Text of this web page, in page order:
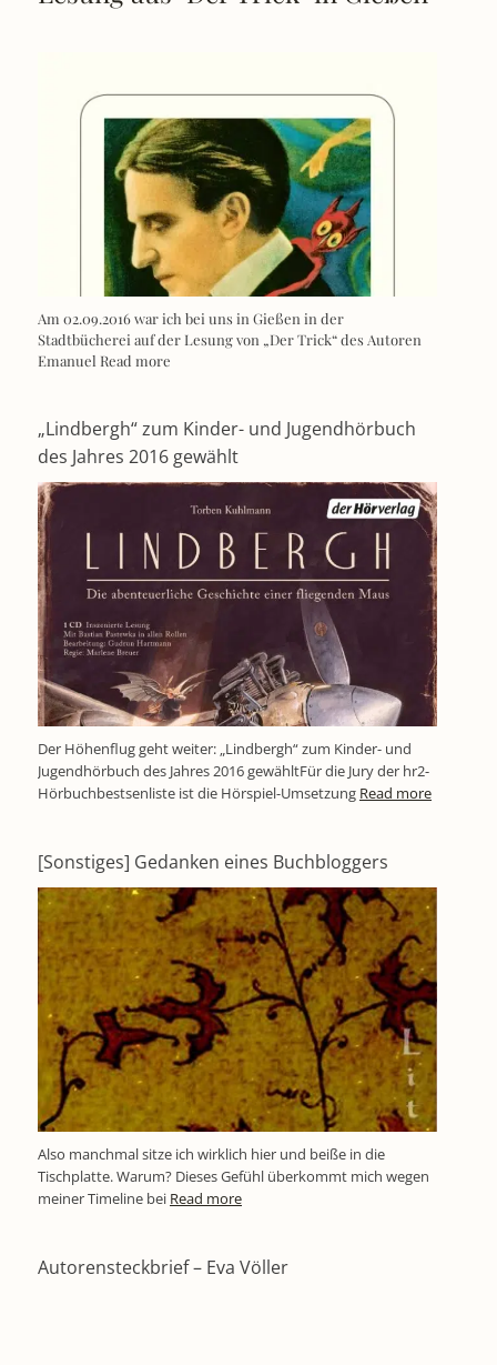
Am 02.09.2016 war ich bei uns in Gießen in der
Stadtbücherei auf der Lesung von „Der Trick“ des Autoren
Emanuel Read more
„Lindbergh“ zum Kinder- und Jugendhörbuch
des Jahres 2016 gewählt
Der Höhenflug geht weiter: „Lindbergh“ zum Kinder- und
Jugendhörbuch des Jahres 2016 gewähltFür die Jury der hr2-
Hörbuchbestsenliste ist die Hörspiel-Umsetzung Read more
[Sonstiges] Gedanken eines Buchbloggers
Also manchmal sitze ich wirklich hier und beiße in die
Tischplatte. Warum? Dieses Gefühl überkommt mich wegen
meiner Timeline bei Read more
Autorensteckbrief – Eva Völler